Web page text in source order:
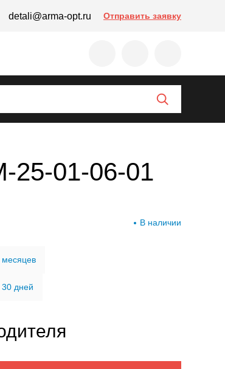
detali@arma-opt.ru Отправить заявку
25-01-06-01
В наличии
месяцев
30 дней